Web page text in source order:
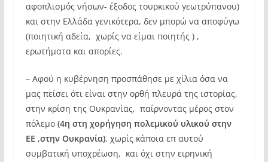
αφοπλισμός νήσων- έξοδος τουρκικού γεωτρύπανου)
και στην Ελλάδα γενικότερα, δεν μπορώ να αποφύγω
(ποιητική αδεία, χωρίς να είμαι ποιητής ) ,
ερωτήματα και απορίες.
– Αφού η κυβέρνηση προσπάθησε με χίλια όσα να
μας πείσει ότι είναι στην ορθή πλευρά της ιστορίας,
στην κρίση της Ουκρανίας, παίρνοντας μέρος στον
πόλεμο (4η στη χορήγηση πολεμικού υλικού στην
ΕΕ ,στην Ουκρανία), χωρίς κάποια επ αυτού
συμβατική υποχρέωση, και όχι στην ειρηνική